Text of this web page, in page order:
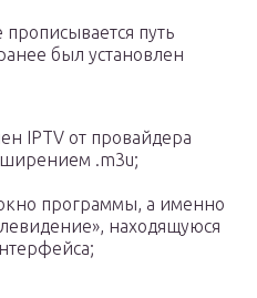
путь
был установлен
IPTV от провайдера
.m3u;
программы, а именно
находящуюся